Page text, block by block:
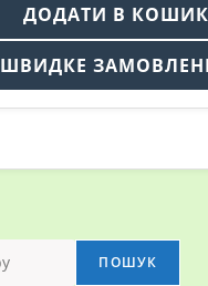
ДОДАТИ В КОШИК
ШВИДКЕ
ПОШУК